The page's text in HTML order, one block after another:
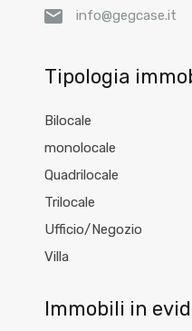
info@gegcase.it
Tipologia
Bilocale
monolocale
Quadrilocale
Trilocale
Ufficio/Negozio
Villa
Immobili in